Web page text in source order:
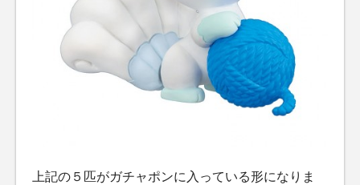
上記の５匹がガチャポンに入っている形になりま